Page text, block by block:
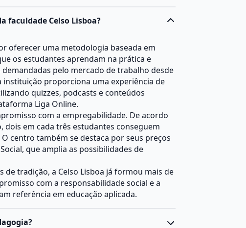
faculdade Celso Lisboa?
oferecer uma metodologia baseada em
os estudantes aprendam na prática e
pelo mercado de trabalho desde
instituição proporciona uma experiência de
quizzes, podcasts e conteúdos
Liga Online.
com a empregabilidade. De acordo
dois em cada três estudantes conseguem
centro também se destaca por seus preços
que amplia as possibilidades de
de tradição, a Celso Lisboa já formou mais de
com a responsabilidade social e a
referência em educação aplicada.